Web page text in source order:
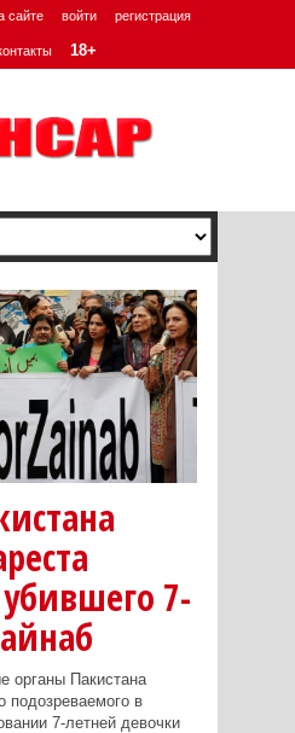
сайте войти регистрация
18+
7-
органы Пакистана
подозреваемого в
7-летней девочки